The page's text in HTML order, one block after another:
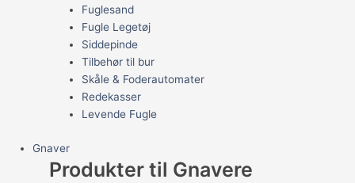
Fuglesand
Fugle Legetøj
Siddepinde
Tilbehør til bur
Skåle & Foderautomater
Redekasser
Levende Fugle
Gnaver
Produkter til Gnavere